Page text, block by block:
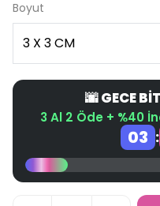
Boyut
🌆 GECE
3 Al 2 Öde + %40
03 :